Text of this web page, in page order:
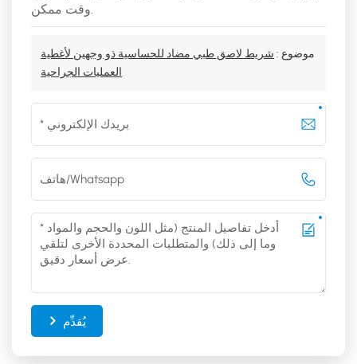
موضوع : شريط لاصق طبي مضاد للحساسية ذو وجهين لأغطية
العمليات الجراحية
يُقدِّم